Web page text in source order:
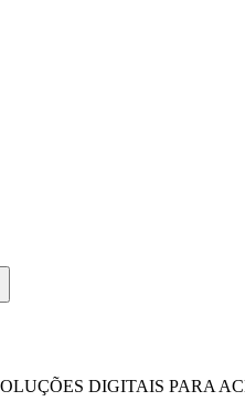
DIGITAIS PARA